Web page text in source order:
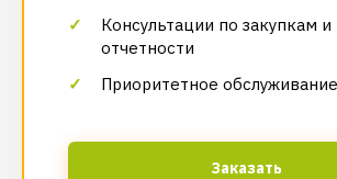
Консультации по закупкам и
отчетности
Приоритетное обслуживание
Заказать